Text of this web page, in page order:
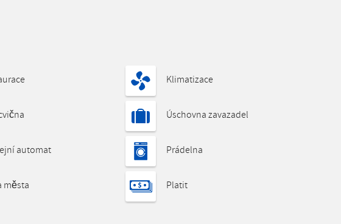
Klimatizace
Úschovna zavazadel
automat Prádelna
města Platit